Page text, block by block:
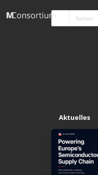
Aktuelles